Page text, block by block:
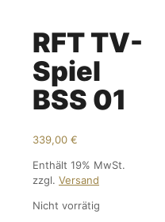
RFT TV-
Spiel
BSS 01
339,00 €
Enthält 19% MwSt.
zzgl. Versand
Nicht vorrätig